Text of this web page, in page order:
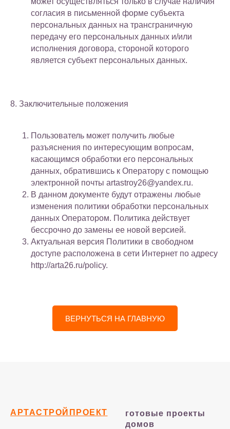
согласия в письменной форме субъекта
персональных данных на трансграничную
передачу его персональных данных и/или
исполнения договора, стороной которого
является субъект персональных данных.
8. Заключительные положения
Пользователь может получить любые
разъяснения по интересующим вопросам,
касающимся обработки его персональных
данных, обратившись к Оператору с помощью
электронной почты artastroy26@yandex.ru.
В данном документе будут отражены любые
изменения политики обработки персональных
данных Оператором. Политика действует
бессрочно до замены ее новой версией.
Актуальная версия Политики в свободном
доступе расположена в сети Интернет по адресу
http://arta26.ru/policy.
ВЕРНУТЬСЯ НА ГЛАВНУЮ
АРТАСТРОЙПРОЕКТ
готовые проекты
домов